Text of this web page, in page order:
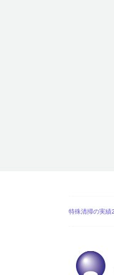
特殊清掃の実績